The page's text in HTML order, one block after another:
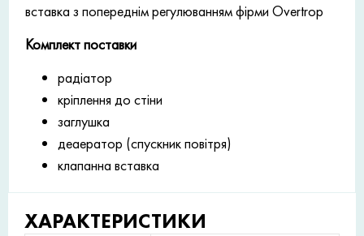
вставка з попереднім регулюванням фірми Overtrop
Комплект поставки
радіатор
кріплення до стіни
заглушка
деаератор (спускник повітря)
клапанна вставка
ХАРАКТЕРИСТИКИ